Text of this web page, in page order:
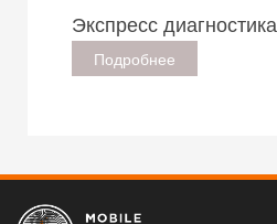
Экспресс диагностика
Подробнее